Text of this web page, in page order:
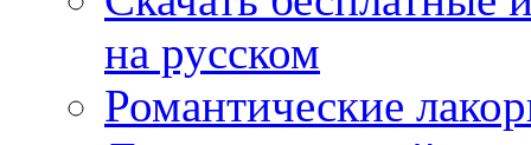
на русском
Романтические